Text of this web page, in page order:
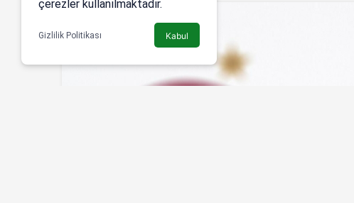
çerezler kullanılmaktadır.
Gizlilik Politikası Kabul